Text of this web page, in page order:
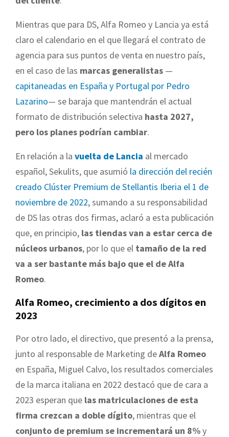
Mientras que para DS, Alfa Romeo y Lancia ya está
claro el calendario en el que llegará el contrato de
agencia para sus puntos de venta en nuestro país,
en el caso de las marcas generalistas —
capitaneadas en España y Portugal por Pedro
Lazarino— se baraja que mantendrán el actual
formato de distribución selectiva hasta 2027,
pero los planes podrían cambiar.
En relación a la vuelta de Lancia al mercado
español, Sekulits, que asumió la dirección del recién
creado Clúster Premium de Stellantis Iberia el 1 de
noviembre de 2022, sumando a su responsabilidad
de DS las otras dos firmas, aclaró a esta publicación
que, en principio, las tiendas van a estar cerca de
núcleos urbanos, por lo que el tamaño de la red
va a ser bastante más bajo que el de Alfa
Romeo.
Alfa Romeo, crecimiento a dos dígitos en
2023
Por otro lado, el directivo, que presentó a la prensa,
junto al responsable de Marketing deAlfa Romeo
en España, Miguel Calvo, los resultados comerciales
de la marca italiana en 2022 destacó que de cara a
2023 esperan que las matriculaciones de esta
firma crezcan a doble dígito, mientras que el
conjunto de premium se incrementará un 8%y